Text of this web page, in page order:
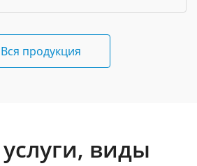
Вся продукция
виды